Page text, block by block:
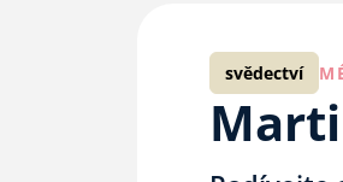
svědectví